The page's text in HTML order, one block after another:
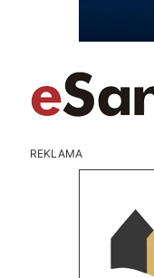
REKLAMA